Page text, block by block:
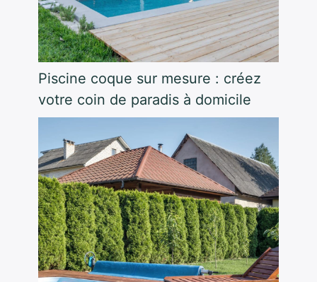
Piscine coque sur mesure : créez
votre coin de paradis à domicile